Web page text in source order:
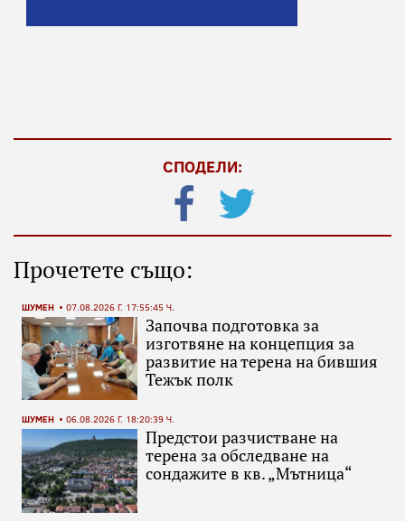
СПОДЕЛИ:
Прочетете също:
ШУМЕН 07.08.2026 Г. 17:55:45 Ч.
Започва подготовка за
изготвяне на концепция за
развитие на терена на бившия
Тежък полк
ШУМЕН 06.08.2026 Г. 18:20:39 Ч.
Предстои разчистване на
терена за обследване на
сондажите в кв. „Мътница“